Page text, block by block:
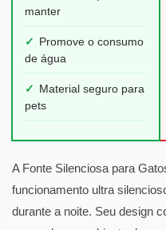
manter
✓
Promove o consumo
de água
✓
Material seguro para
pets
A Fonte Silenciosa para
funcionamento ultra
durante a noite. Seu design